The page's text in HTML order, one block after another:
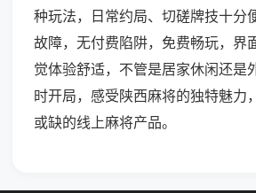
种玩法，日常约局、切磋牌技十分
故障，无付费陷阱，免费畅玩，界
觉体验舒适，不管是居家休闲还是
时开局，感受陕西麻将的独特魅力
或缺的线上麻将产品。